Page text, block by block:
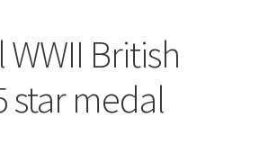
British
star medal